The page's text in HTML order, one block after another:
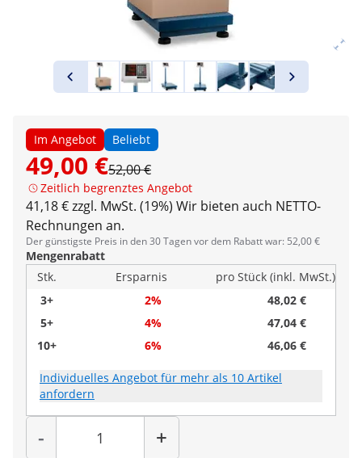
Im Angebot Beliebt
49,00 €52,00 €
Zeitlich begrenztes Angebot
41,18 € zzgl. MwSt. (19%) Wir bieten auch NETTO-
Rechnungen an.
Der günstigste Preis in den 30 Tagen vor dem Rabatt war: 52,00 €
Mengenrabatt
Stk.
Ersparnis
pro Stück (inkl. MwSt.)
3+
2%
48,02 €
5+
4%
47,04 €
10+
6% 46,06 €
Individuelles Angebot für mehr als 10 Artikel
anfordern
-
Menge
+